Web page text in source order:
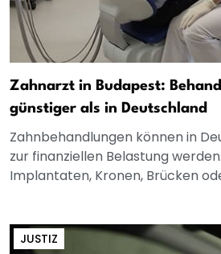
Zahnarzt in Budapest:
günstiger als in Deutschland
Zahnbehandlungen können in
zur finanziellen Belastung
Implantaten, Kronen, Brücken
JUSTIZ